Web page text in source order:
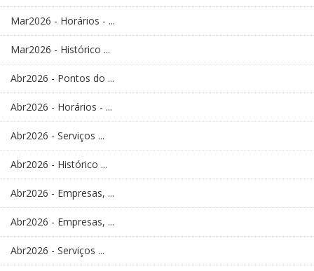
Mar2026 - Horários - ...
Mar2026 - Histórico ...
Abr2026 - Pontos do ...
Abr2026 - Horários - ...
Abr2026 - Serviços ...
Abr2026 - Histórico ...
Abr2026 - Empresas, ...
Abr2026 - Empresas, ...
Abr2026 - Serviços ...